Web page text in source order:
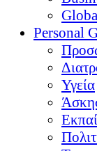
Personal
Υγεία